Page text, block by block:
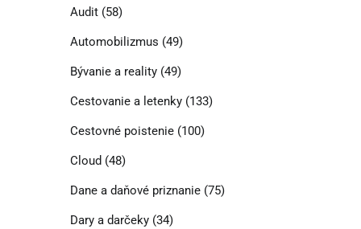
Audit(58)
Automobilizmus (49)
Bývanie a reality(49)
Cestovanie a letenky(133)
Cestovné poistenie(100)
Cloud (48)
Dane a daňové priznanie(75)
Dary a darčeky(34)